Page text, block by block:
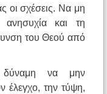
οι σχέσεις. Να μη
και τη
του Θεού από
να μην
έλεγχο, την τύψη,